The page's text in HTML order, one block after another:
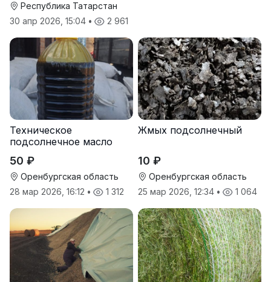
Республика Татарстан
30 апр 2026, 15:04 • 2 961
Техническое
подсолнечное масло
50 ₽
Оренбургская область
28 мар 2026, 16:12 • 1 312
Жмых подсолнечный
10 ₽
Оренбургская область
25 мар 2026, 12:34 • 1 064